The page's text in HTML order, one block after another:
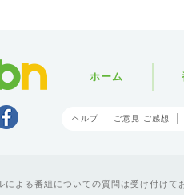
ホーム
ヘルプ ご意見 ご感想
による番組についての質問は受け付け